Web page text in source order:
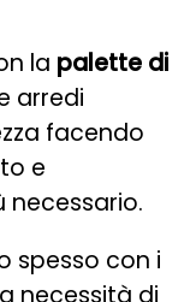
la palette di
arredi
facendo
e
necessario.
spesso con i
necessità di